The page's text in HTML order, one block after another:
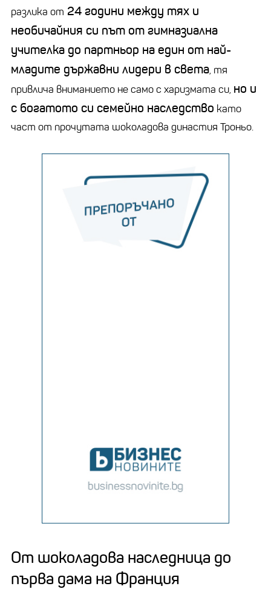
разлика от 24 години между тях и
необичайния си път от гимназиална
учителка до партньор на един от най-
младите държавни лидери в света, тя
привлича вниманието не само с харизмата си, но и
с богатото си семейно наследство като
част от прочутата шоколадова династия Троньо.
От шоколадова наследница до
първа дама на Франция